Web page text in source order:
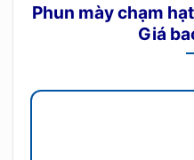
Phun mày chạm
Giá